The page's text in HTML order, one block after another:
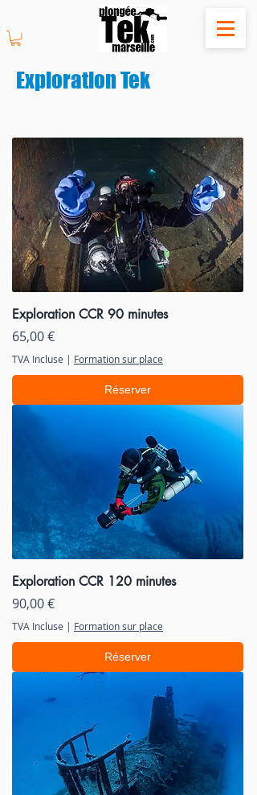
Exploration Tek
Exploration CCR 90 minutes
Prix
65,00 €
TVA Incluse | Formation sur place
Réserver
Exploration CCR 120 minutes
Prix
90,00 €
TVA Incluse | Formation sur place
Réserver